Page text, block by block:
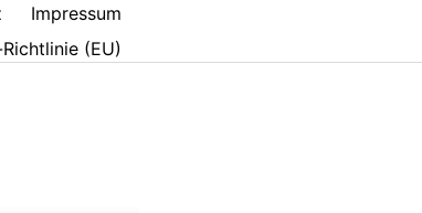
Impressum
(EU)